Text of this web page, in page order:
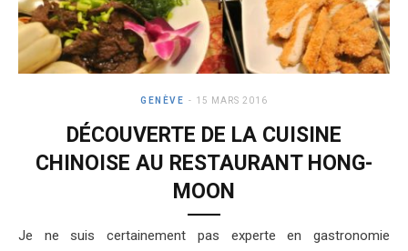
GENÈVE 15 MARS 2016
DÉCOUVERTE DE LA CUISINE
CHINOISE AU RESTAURANT HONG-
MOON
Je ne suis certainement pas experte en gastronomie